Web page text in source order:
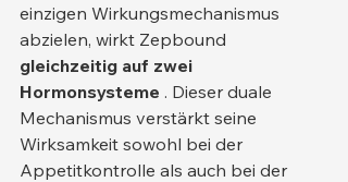
einzigen Wirkungsmechanismus
abzielen, wirkt Zepbound
gleichzeitig auf zwei
Hormonsysteme . Dieser duale
Mechanismus verstärkt seine
Wirksamkeit sowohl bei der
Appetitkontrolle als auch bei der